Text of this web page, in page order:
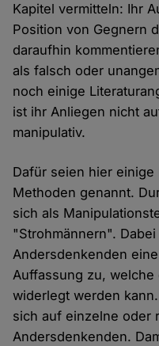
Kapitel vermitteln: Ihr
Position von Gegnern
daraufhin
als falsch oder
noch einige
ist ihr Anliegen nicht
manipulativ.
Dafür seien hier
Methoden genannt.
sich als
"Strohmännern".
Andersdenkenden
Auffassung zu,
widerlegt werden
sich auf einzelne oder
Andersdenkenden.